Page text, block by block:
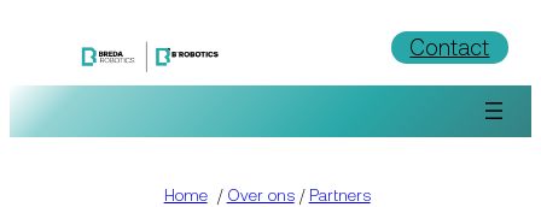
Contact
Home/ Over ons/ Partners